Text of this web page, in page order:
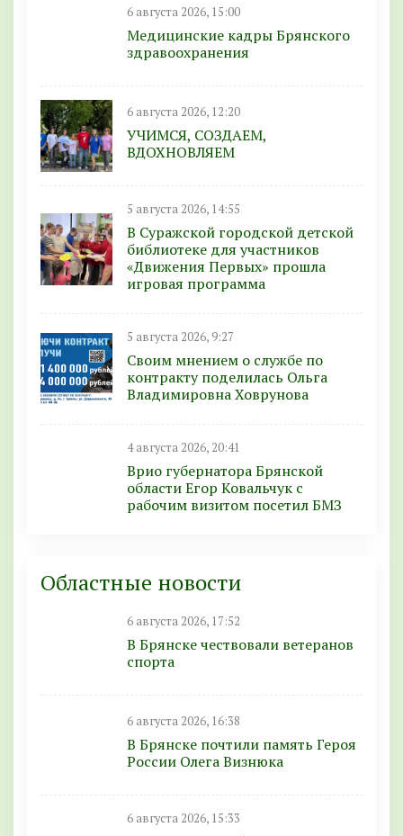
6 августа 2026, 15:00
Медицинские кадры Брянского
здравоохранения
6 августа 2026, 12:20
УЧИМСЯ, СОЗДАЕМ,
ВДОХНОВЛЯЕМ
5 августа 2026, 14:55
В Суражской городской детской
библиотеке для участников
«Движения Первых» прошла
игровая программа
5 августа 2026, 9:27
Своим мнением о службе по
контракту поделилась Ольга
Владимировна Ховрунова
4 августа 2026, 20:41
Врио губернатора Брянской
области Егор Ковальчук с
рабочим визитом посетил БМЗ
Областные новости
6 августа 2026, 17:52
В Брянске чествовали ветеранов
спорта
6 августа 2026, 16:38
В Брянске почтили память Героя
России Олега Визнюка
6 августа 2026, 15:33